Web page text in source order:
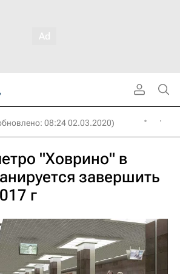
08:24 02.03.2020)
"Ховрино" в
завершить
г